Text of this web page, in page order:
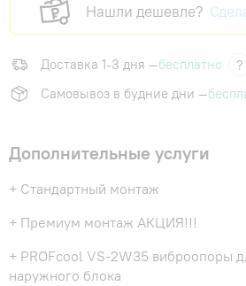
Нашли дешевле?
Доставка 1-3 дня —бесплатно
?
Самовывоз в будние дни —
Дополнительные услуги
+ Стандартный монтаж
+ Премиум монтаж АКЦИЯ!!!
+ PROFcool VS-2W35 виброопоры
наружного блока